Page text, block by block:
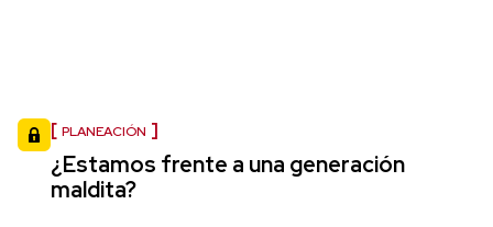
PLANEACIÓN
¿Estamos frente a una generación
maldita?